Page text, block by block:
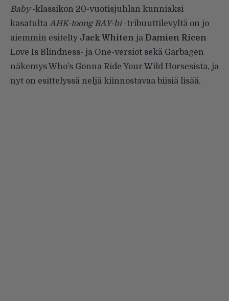
Baby-klassikon 20-vuotisjuhlan kunniaksi
kasatulta AHK-toong BAY-bi-tribuuttilevyltä on jo
aiemmin esitelty Jack Whiten ja Damien Ricen
Love Is Blindness- ja One-versiot sekä Garbagen
näkemysWho’s Gonna Ride Your Wild Horsesista, ja
nyt on esittelyssä neljä kiinnostavaa biisiä lisää.